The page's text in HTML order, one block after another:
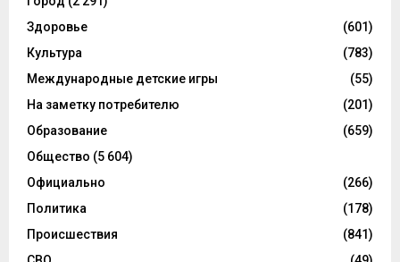
Здоровье
(601)
Культура
(783)
Международные детские игры
(55)
На заметку потребителю
(201)
Образование
(659)
Общество (5 604)
Официально
(266)
Политика
(178)
Происшествия
(841)